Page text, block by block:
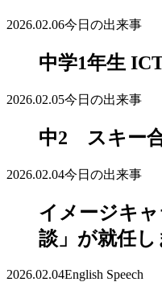
2026.02.06今日の出来事
中学1年生
2026.02.05今日の出来事
中2 スキー
2026.02.04今日の出来事
イメージキ
談」が就任し
2026.02.04English Speech